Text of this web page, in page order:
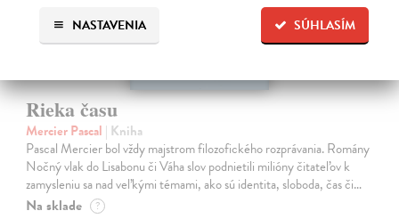
SÚHLASÍM
NASTAVENIA
Rieka času
Mercier Pascal | Kniha
Pascal Mercier bol vždy majstrom filozofického rozprávania. Romány
Nočný vlak do Lisabonu či Váha slov podnietili milióny čitateľov k
zamysleniu sa nad veľkými témami, ako sú identita, sloboda, čas či…
Na sklade ?